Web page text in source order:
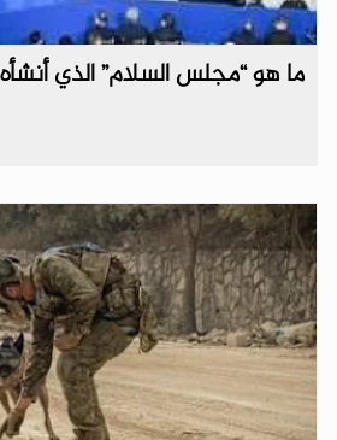
ما هو “مجلس السلام” الذي